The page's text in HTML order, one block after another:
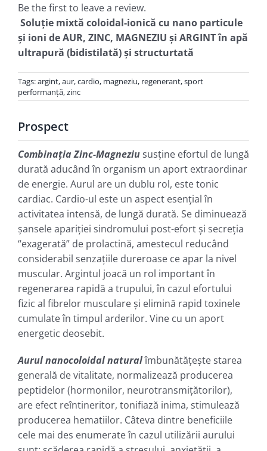
Be the first to leave a review.
Soluţie mixtă coloidal-ionică cu nano particule
şi ioni deAUR, ZINC, MAGNEZIU şi ARGINTîn apă
ultrapură (bidistilată) şi structurtată
Tags:argint,aur,cardio, magneziu, regenerant,sport
performanţă,zinc
Prospect
CombinațiaZinc-Magneziususține efortul de lungă
durată aducând în organism un aport extraordinar
de energie. Aurul are un dublu rol, este tonic
cardiac. Cardio-ul este un aspect esențial în
activitatea intensă, de lungă durată. Se diminuează
șansele apariției sindromului post-efort și secreția
“exagerată” de prolactină, amestecul reducând
considerabil senzațiile dureroase ce apar la nivel
muscular. Argintul joacă un rol important în
regenerarea rapidă a trupului, în cazul efortului
fizic al fibrelor musculare şi elimină rapid toxinele
cumulate în timpul arderilor. Vine cu un aport
energetic deosebit.
Aurul nanocoloidal naturalîmbunătățește starea
generală de vitalitate, normalizează producerea
peptidelor (hormonilor, neurotransmițătorilor),
are efect reîntineritor, tonifiază inima, stimulează
producerea hematiilor. Câteva dintre beneficiile
cele mai des enumerate în cazul utilizării aurului